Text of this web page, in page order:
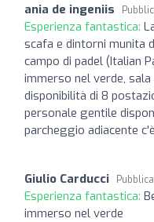
ania de ingeniis
Esperienza fantastica:
scafa e dintorni munita
campo di padel (Italian
immerso nel verde,
disponibilità di 8
personale gentile
parcheggio adiacente
Giulio Carducci
Esperienza fantastica:
immerso nel verde